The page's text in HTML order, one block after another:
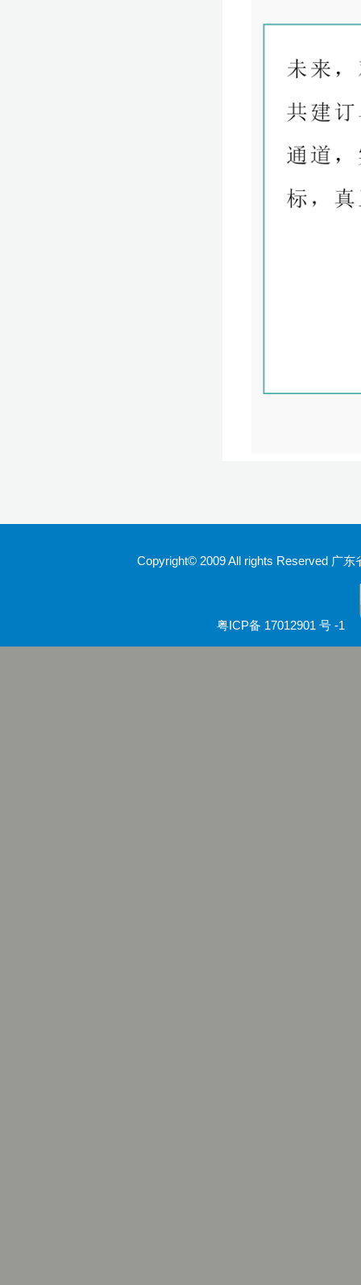
Copyright© 2009 All rights Reserved 广
粤ICP备 17012901 号 -1